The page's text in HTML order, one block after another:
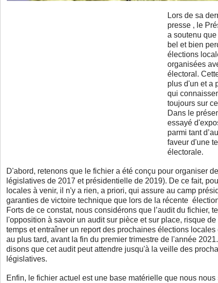
Lors de sa
presse , le
a soutenu
bel et bien
élections
organisées
électoral.
plus d'un et a
qui
toujours sur
Dans le
essayé
parmi tant
faveur d'une
électorale.
D'abord, retenons que le fichier a été conçu pour organiser
législatives de 2017 et présidentielle de 2019). De ce fait,
locales à venir, il n'y a rien, a priori, qui assure au camp
garanties de victoire technique que lors de la récente
Forts de ce constat, nous considérons que l’audit du fichier,
l'opposition à savoir un audit sur pièce et sur place, risque
temps et entraîner un report des prochaines élections
au plus tard, avant la fin du premier trimestre de l'année
disons que cet audit peut attendre jusqu'à la veille des
législatives.
Enfin, le fichier actuel est une base matérielle que nous